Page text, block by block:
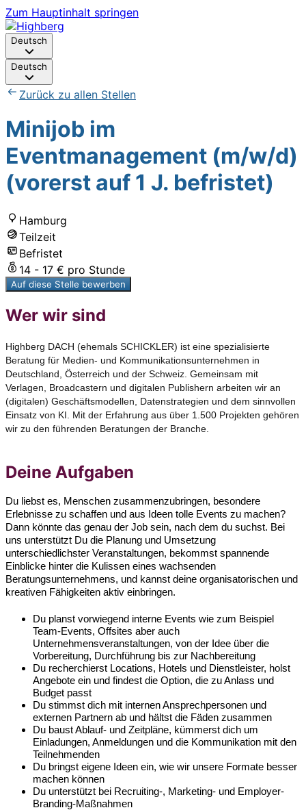
Zum Hauptinhalt springen
Deutsch
Deutsch
Zurück zu allen Stellen
Minijob im
Eventmanagement (m/w/d)
(vorerst auf 1 J. befristet)
Hamburg
Teilzeit
Befristet
14 - 17 € pro Stunde
Auf diese Stelle bewerben
Wer wir sind
Highberg DACH (ehemals SCHICKLER) ist eine spezialisierte
Beratung für Medien- und Kommunikationsunternehmen in
Deutschland, Österreich und der Schweiz. Gemeinsam mit
Verlagen, Broadcastern und digitalen Publishern arbeiten wir an
(digitalen) Geschäftsmodellen, Datenstrategien und dem sinnvollen
Einsatz von KI. Mit der Erfahrung aus über 1.500 Projekten gehören
wir zu den führenden Beratungen der Branche.
Deine Aufgaben
Du liebst es, Menschen zusammenzubringen, besondere
Erlebnisse zu schaffen und aus Ideen tolle Events zu machen?
Dann könnte das genau der Job sein, nach dem du suchst. Bei
uns unterstützt Du die Planung und Umsetzung
unterschiedlichster Veranstaltungen, bekommst spannende
Einblicke hinter die Kulissen eines wachsenden
Beratungsunternehmens, und kannst deine organisatorischen und
kreativen Fähigkeiten aktiv einbringen.
Du planst vorwiegend interne Events wie zum Beispiel
Team-Events, Offsites aber auch
Unternehmensveranstaltungen, von der Idee über die
Vorbereitung, Durchführung bis zur Nachbereitung
Du recherchierst Locations, Hotels und Dienstleister, holst
Angebote ein und findest die Option, die zu Anlass und
Budget passt
Du stimmst dich mit internen Ansprechpersonen und
externen Partnern ab und hältst die Fäden zusammen
Du baust Ablauf- und Zeitpläne, kümmerst dich um
Einladungen, Anmeldungen und die Kommunikation mit den
Teilnehmenden
Du bringst eigene Ideen ein, wie wir unsere Formate besser
machen können
Du unterstützt bei Recruiting-, Marketing- und Employer-
Branding-Maßnahmen